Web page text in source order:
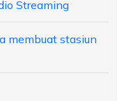
Streaming
membuat stasiun